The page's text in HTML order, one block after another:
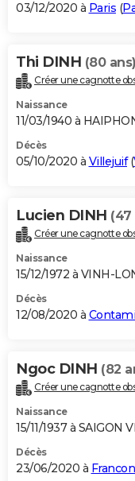
03/12/2020 à Paris (
Thi DINH (80 ans)
Créer une cagnotte
Naissance
11/03/1940 à
Décès
05/10/2020 à Villejuif(
Lucien DINH (47
Créer une cagnotte
Naissance
15/12/1972 à VINH-
Décès
12/08/2020 à
Ngoc DINH (82
Créer une cagnotte
Naissance
15/11/1937 à SAIGON
Décès
23/06/2020 à